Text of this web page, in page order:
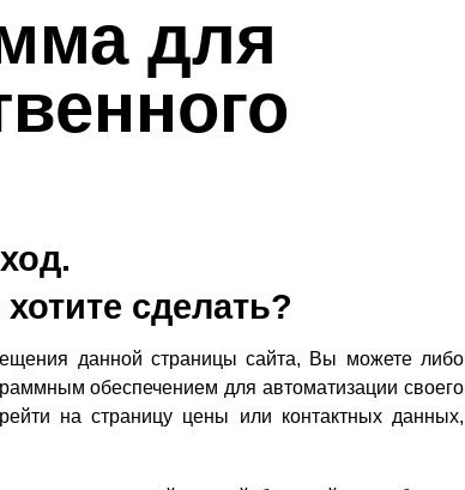
для
сделать?
данной страницы сайта, Вы можете либо
обеспечением для автоматизации своего
на страницу цены или контактных данных,